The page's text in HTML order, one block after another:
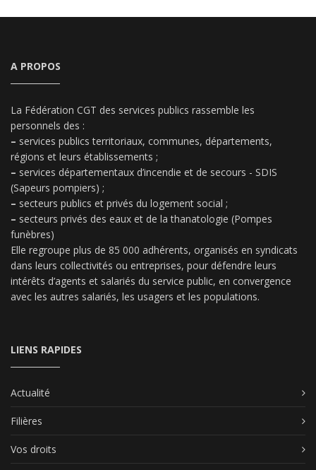
A PROPOS
La Fédération CGT des services publics rassemble les
personnels des :
– services publics territoriaux, communes, départements,
régions et leurs établissements ;
– services départementaux d’incendie et de secours - SDIS
(Sapeurs pompiers) ;
– secteurs publics et privés du logement social ;
– secteurs privés des eaux et de la thanatologie (Pompes
funèbres)
Elle regroupe plus de 85 000 adhérents, organisés en syndicats
dans leurs collectivités ou entreprises, pour défendre leurs
intérêts d’agents et salariés du service public, en convergence
avec les autres salariés, les usagers et les populations.
LIENS RAPIDES
Actualité
Filières
Vos droits